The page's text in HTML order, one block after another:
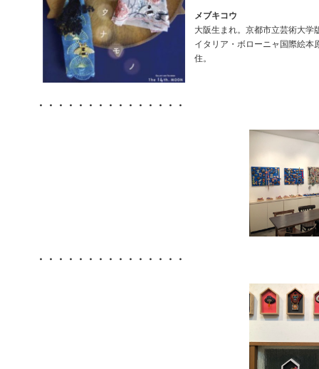
メブキコウ
大阪生まれ。京都市立芸術大学
イタリア・ボローニャ国際絵本
住。
・・・・・・・・・・・・・・・
・・・・・・・・・・・・・・・